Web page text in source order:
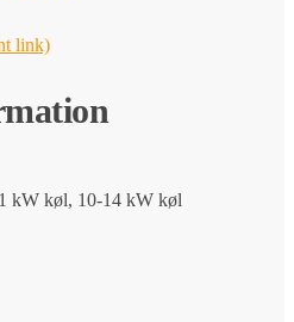
link)
kW køl, 10-14 kW køl